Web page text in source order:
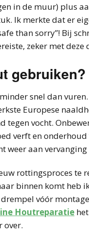
in de muur) plus
Ik merkte dat er
than sorry”! Bij
zeker met deze
gebruiken?
snel dan
Europese
tegen vocht.
verft en
weer aan
rottingsproces te
binnen komt heb
vóór
Houtreparatie
over.